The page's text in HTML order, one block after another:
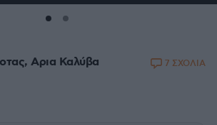
Aρια Καλύβα 7 ΣΧΟΛΙΑ